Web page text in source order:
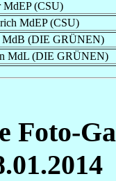
MdEP (CSU)
MdEP (CSU)
MdB (DIE GRÜNEN)
MdL (DIE GRÜNEN)
Foto-